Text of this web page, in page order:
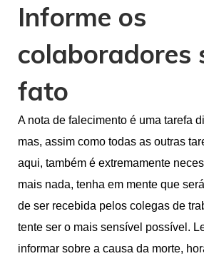
Informe os
colaboradores
fato
A nota de falecimento é uma tarefa
mas, assim como todas as outras
aqui, também é extremamente
mais nada, tenha em mente que
de ser recebida pelos colegas de
tente ser o mais sensível possível.
informar sobre a causa da morte,